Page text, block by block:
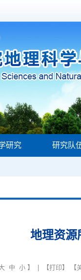
研究 研究队
地理资源
中 小 】 | 【打印】 【